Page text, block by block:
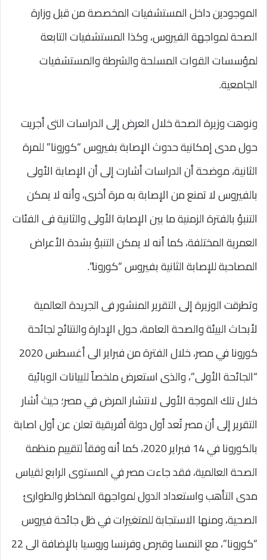
الموجودين داخل المستشفيات المخصصة من قبل وزارة
الصحة لمواجهة الفيروس، وكذا المستشفيات التابعة
لمؤسسات القوات المسلحة والشرطة والمستشفيات
الجامعية.
ونوهت وزيرة الصحة خلال العرض إلى الدراسات التى أجريت
حول مدى إمكانية حدوث الإصابة بفيروس “كورونا” للمرة
الثانية، موضحة أن الدراسات أشارت إلى أن الإصابة الأولى
بالفيروس لا تمنع من الإصابة به مرة أخرى، وأنه لا يمكن
التنبؤ بالفترة الزمنية ما بين الإصابة الأولى والثانية فى الفئات
العمرية المختلفة، كما أنه لا يمكن التنبؤ بشدة الأعراض
المصاحبة للإصابة الثانية بفيروس “كورونا”.
وتطرقت الوزيرة إلى التقرير المنشور فى الجريدة العالمية
لأبحاث البيئة والصحة العامة، حول الإدارة والنتائج لجائحة
كورونا في مصر، خلال الفترة من فبراير الى أغسطس 2020
“الجائحة الأولى”، والذى استعرض ملخصاً للبيانات الوبائية
خلال تلك الموجة الأولى لانتشار المرض في مصر؛ حيث أشار
التقرير إلى أن مصر تُعد أول دولة أفريقية تعلن عن أول اصابة
بالكورونا في 14 فبراير 2020، كما أنه وفقاً لتقييم منظمة
الصحة العالمية، فقد جاءت مصر في المستوى الرابع لقياس
مدى التأهب واستعداد الدول لمواجهة المخاطر والطوارئ
الصحية، ومنها الاستجابة للمتغيرات في ظل جائحة فيروس
“كورونا”، مع النمسا وقبرص وفرنسا وروسيا بالإضافة الى 22